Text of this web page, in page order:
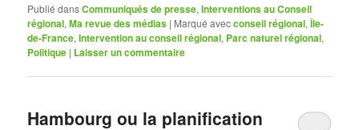
Publié dansCommuniqués de presse,Interventions au Conseil
régional,Ma revue des médias | Marqué avecconseil régional,Île-
de-France,Intervention au conseil régional, Parc naturel régional,
Politique | Laisser un commentaire
Hambourg ou la planification